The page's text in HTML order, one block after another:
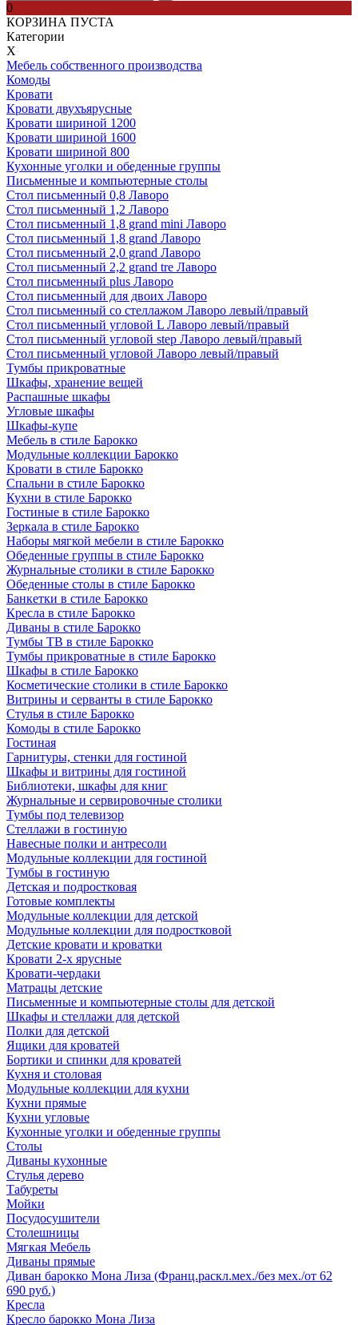
0
КОРЗИНА ПУСТА
Категории
Х
Мебель собственного производства
Комоды
Кровати
Кровати двухъярусные
Кровати шириной 1200
Кровати шириной 1600
Кровати шириной 800
Кухонные уголки и обеденные группы
Письменные и компьютерные столы
Стол письменный 0,8 Лаворо
Стол письменный 1,2 Лаворо
Стол письменный 1,8 grand mini Лаворо
Стол письменный 1,8 grand Лаворо
Стол письменный 2,0 grand Лаворо
Стол письменный 2,2 grand tre Лаворо
Стол письменный plus Лаворо
Стол письменный для двоих Лаворо
Стол письменный со стеллажом Лаворо левый/правый
Стол письменный угловой L Лаворо левый/правый
Стол письменный угловой step Лаворо левый/правый
Стол письменный угловой Лаворо левый/правый
Тумбы прикроватные
Шкафы, хранение вещей
Распашные шкафы
Угловые шкафы
Шкафы-купе
Мебель в стиле Барокко
Модульные коллекции Барокко
Кровати в стиле Барокко
Спальни в стиле Барокко
Кухни в стиле Барокко
Гостиные в стиле Барокко
Зеркала в стиле Барокко
Наборы мягкой мебели в стиле Барокко
Обеденные группы в стиле Барокко
Журнальные столики в стиле Барокко
Обеденные столы в стиле Барокко
Банкетки в стиле Барокко
Кресла в стиле Барокко
Диваны в стиле Барокко
Тумбы ТВ в стиле Барокко
Тумбы прикроватные в стиле Барокко
Шкафы в стиле Барокко
Косметические столики в стиле Барокко
Витрины и серванты в стиле Барокко
Стулья в стиле Барокко
Комоды в стиле Барокко
Гостиная
Гарнитуры, стенки для гостиной
Шкафы и витрины для гостиной
Библиотеки, шкафы для книг
Журнальные и сервировочные столики
Тумбы под телевизор
Стеллажи в гостиную
Навесные полки и антресоли
Модульные коллекции для гостиной
Тумбы в гостиную
Детская и подростковая
Готовые комплекты
Модульные коллекции для детской
Модульные коллекции для подростковой
Детские кровати и кроватки
Кровати 2-х ярусные
Кровати-чердаки
Матрацы детские
Письменные и компьютерные столы для детской
Шкафы и стеллажи для детской
Полки для детской
Ящики для кроватей
Бортики и спинки для кроватей
Кухня и столовая
Модульные коллекции для кухни
Кухни прямые
Кухни угловые
Кухонные уголки и обеденные группы
Столы
Диваны кухонные
Стулья дерево
Табуреты
Мойки
Посудосушители
Столешницы
Мягкая Мебель
Диваны прямые
Диван барокко Мона Лиза (Франц.раскл.мех./без мех./от 62
690 руб.)
Кресла
Кресло барокко Мона Лиза